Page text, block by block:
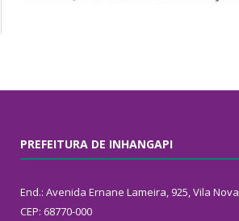
PREFEITURA DE INHANGAPI
End.: Avenida Ernane Lameira, 925, Vila Nova
CEP: 68770-000